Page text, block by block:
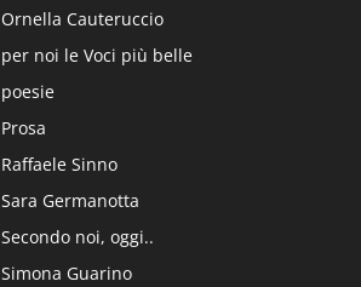
Ornella Cauteruccio
per noi le Voci più belle
poesie
Prosa
Raffaele Sinno
Sara Germanotta
Secondo noi, oggi..
Simona Guarino